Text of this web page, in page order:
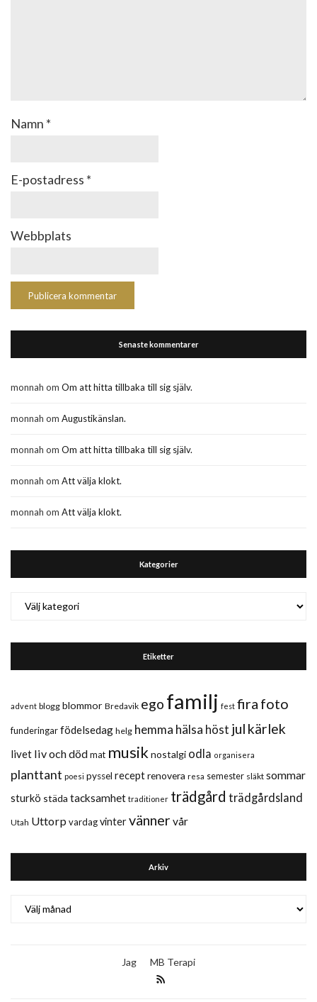
Namn *
E-postadress *
Webbplats
Senaste kommentarer
monnah om Om att hitta tillbaka till sig själv.
monnah om Augustikänslan.
monnah om Om att hitta tillbaka till sig själv.
monnah om Att välja klokt.
monnah om Att välja klokt.
Kategorier
Etiketter
advent blogg blommor Bredavik ego familj fest fira foto
funderingarfödelsedag helg hemma hälsa höst jul kärlek
livet liv och dödmat musik nostalgi odla organisera
planttant poesi pyssel receptrenovera resa semester släkt sommar
sturkö städa tacksamhet traditioner trädgård trädgårdsland
Utah Uttorp vardagvintervänner vår
Arkiv
Jag MB Terapi